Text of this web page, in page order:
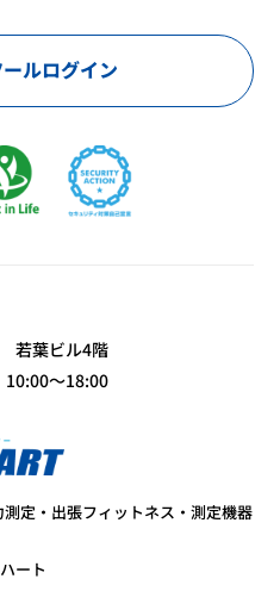
ルログイン
若葉ビル4階
10:00～18:00
定・出張フィットネス・測定機器
ート